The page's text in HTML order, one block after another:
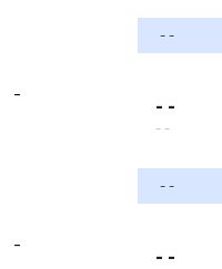
- -
-
- -
- -
- -
-
- -